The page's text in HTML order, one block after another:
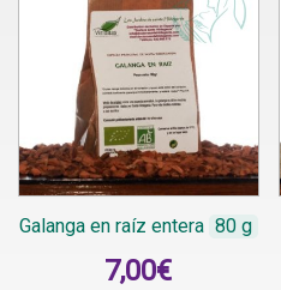
Galanga en raíz entera 80 g
7,00€